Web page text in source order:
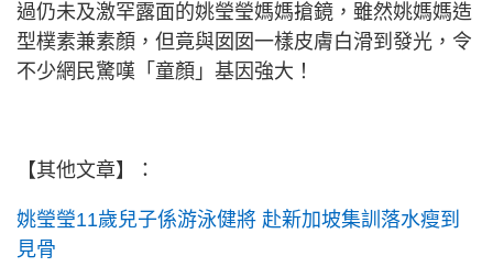
過仍未及激罕露面的姚瑩瑩媽媽搶鏡，雖然姚媽媽造
型樸素兼素顏，但竟與囡囡一樣皮膚白滑到發光，令
不少網民驚嘆「童顏」基因強大！
【其他文章】：
姚瑩瑩11歲兒子係游泳健將 赴新加坡集訓落水瘦到
見骨